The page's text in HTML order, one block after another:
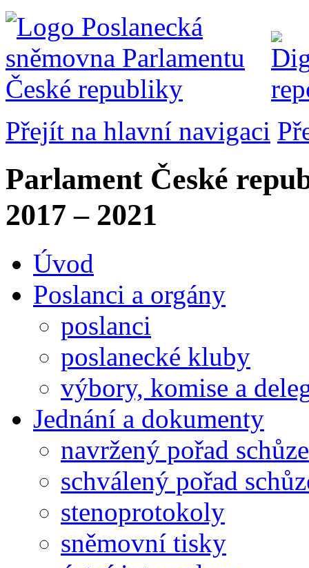
Přejít na hlavní navigaci
Parlament České
2017 – 2021
Úvod
Poslanci a orgány
poslanci
poslanecké kluby
výbory, komise a
Jednání a dokumenty
navržený pořad schůze
schválený pořad
stenoprotokoly
sněmovní tisky